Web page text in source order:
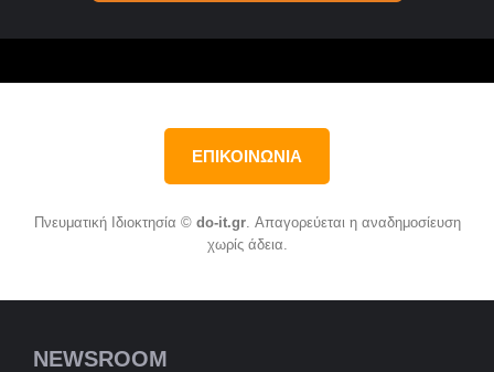
ΕΠΙΚΟΙΝΩΝΙΑ
Πνευματική Ιδιοκτησία © do-it.gr. Απαγορεύεται η αναδημοσίευση
χωρίς άδεια.
NEWSROOM